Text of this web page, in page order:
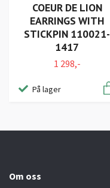
COEUR DE LION
EARRINGS WITH
STICKPIN 110021-
1417
1 298,-
På lager
Om oss